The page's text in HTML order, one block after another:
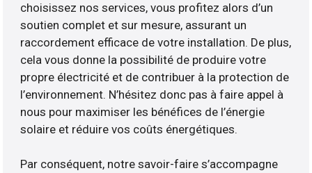
choisissez nos services, vous profitez alors d’un
soutien complet et sur mesure, assurant un
raccordement efficace de votre installation. De plus,
cela vous donne la possibilité de produire votre
propre électricité et de contribuer à la protection de
l’environnement. N’hésitez donc pas à faire appel à
nous pour maximiser les bénéfices de l’énergie
solaire et réduire vos coûts énergétiques.
Par conséquent, notre savoir-faire s’accompagne